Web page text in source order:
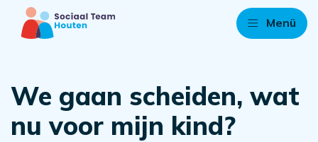
Menü
We gaan scheiden, wat
nu voor mijn kind?